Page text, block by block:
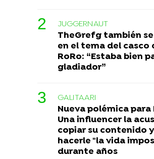
JUGGERNAUT
TheGrefg también
en el tema del casco
RoRo: “Estaba bien
gladiador”
GALITAARI
Nueva polémica para
Una influencer la
copiar su contenido y
hacerle "la vida
durante años